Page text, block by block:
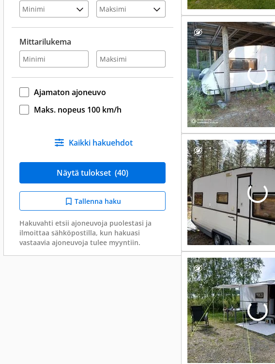
Mittarilukema
Ajamaton ajoneuvo
Maks. nopeus 100 km/h
Kaikki hakuehdot
Näytä tulokset (40)
Tallenna haku
Hakuvahti etsii ajoneuvoja puolestasi ja
ilmoittaa sähköpostilla, kun hakuasi
vastaavia ajoneuvoja tulee myyntiin.